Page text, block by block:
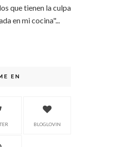
que tienen la culpa
en mi cocina"...
EN
BLOGLOVIN